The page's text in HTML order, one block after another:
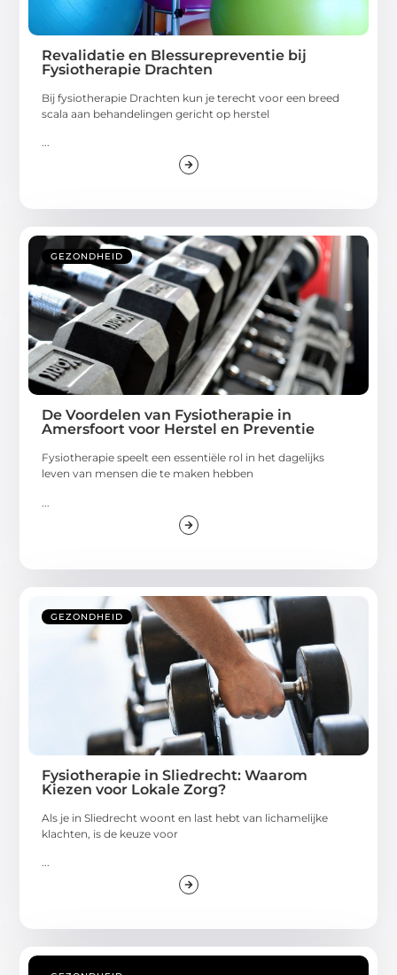
Revalidatie en Blessurepreventie bij
Fysiotherapie Drachten
Bij fysiotherapie Drachten kun je terecht voor een breed
scala aan behandelingen gericht op herstel
...
GEZONDHEID
De Voordelen van Fysiotherapie in
Amersfoort voor Herstel en Preventie
Fysiotherapie speelt een essentiële rol in het dagelijks
leven van mensen die te maken hebben
GEZONDHEID
Fysiotherapie in Sliedrecht: Waarom
Kiezen voor Lokale Zorg?
Als je in Sliedrecht woont en last hebt van lichamelijke
klachten, is de keuze voor
...